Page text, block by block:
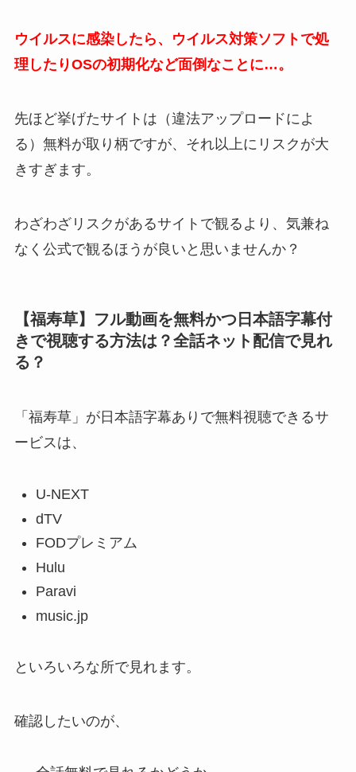
ウイルスに感染したら、ウイルス対策ソフトで処
理したりOSの初期化など面倒なことに…。
先ほど挙げたサイトは（違法アップロードによ
る）無料が取り柄ですが、それ以上にリスクが大
きすぎます。
わざわざリスクがあるサイトで観るより、気兼ね
なく公式で観るほうが良いと思いませんか？
【福寿草】フル動画を無料かつ日本語字幕付
きで視聴する方法は？全話ネット配信で見れ
る？
「福寿草」が日本語字幕ありで無料視聴できるサ
ービスは、
U-NEXT
dTV
FODプレミアム
Hulu
Paravi
music.jp
といろいろな所で見れます。
確認したいのが、